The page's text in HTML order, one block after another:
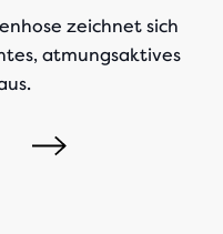
zeichnet sich
atmungsaktives